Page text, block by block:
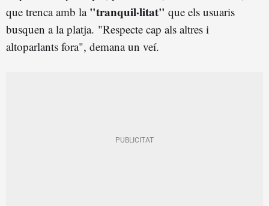
que trenca amb la"tranquil·litat" que els usuaris
busquen a la platja. "Respecte cap als altres i
altoparlants fora", demana un veí.